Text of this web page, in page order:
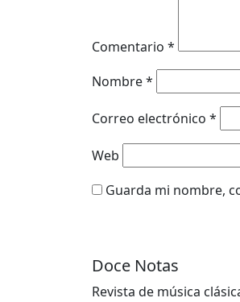
Comentario *
Nombre*
Correo electrónico *
Web
Guarda mi nombre,
Doce Notas
Revista de música